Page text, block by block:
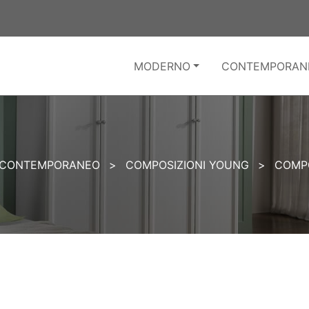
MODERNO
CONTEMPORANEO > COMPOSIZIONI YOUNG >